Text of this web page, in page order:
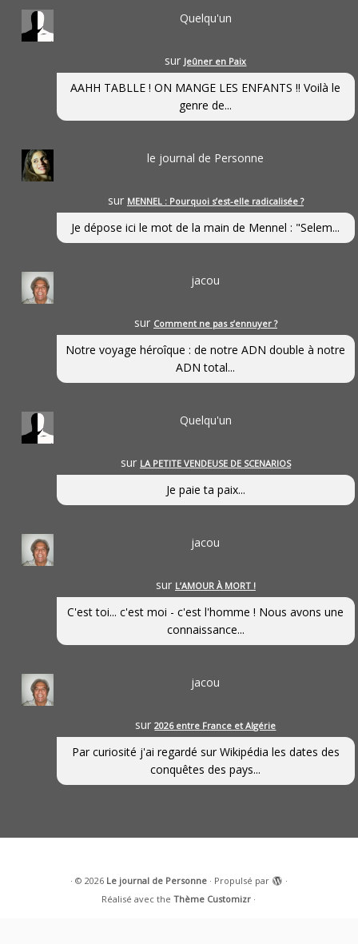
Quelqu'un
sur Jeûner en Paix
AAHH TABLLE ! ON MANGE LES ENFANTS !! Voilà le
genre de...
le journal de Personne
sur MENNEL : Pourquoi s’est-elle radicalisée ?
Je dépose ici le mot de la main de Mennel : "Selem...
jacou
sur Comment ne pas s’ennuyer ?
Notre voyage héroîque : de notre ADN double à notre
ADN total...
Quelqu'un
sur LA PETITE VENDEUSE DE SCENARIOS
Je paie ta paix...
jacou
sur L’AMOUR À MORT !
C'est toi... c'est moi - c'est l'homme ! Nous avons une
connaissance...
jacou
sur2026 entre France et Algérie
Par curiosité j'ai regardé sur Wikipédia les dates des
conquêtes des pays...
· © 2026 Le journal de Personne· Propulsé par
·
Réalisé avec theThème Customizr ·